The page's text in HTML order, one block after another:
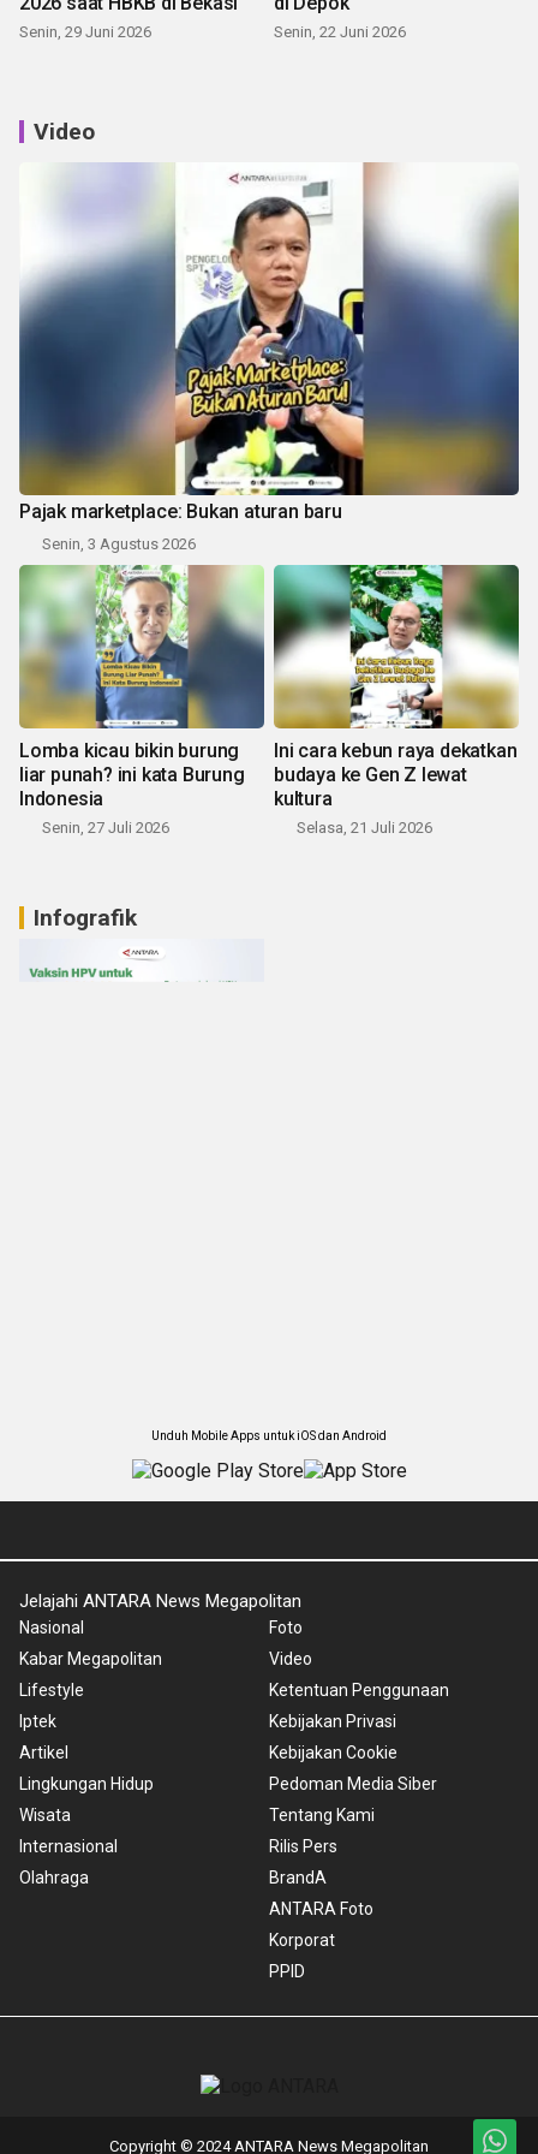
Senin, 29 Juni 2026 Senin, 22 Juni 2026
Video
Pajak marketplace: Bukan aturan baru
Senin, 3 Agustus 2026
Lomba kicau bikin burung
liar punah? ini kata Burung
Indonesia
Senin, 27 Juli 2026
Ini cara kebun raya dekatkan
budaya ke Gen Z lewat
kultura
Selasa, 21 Juli 2026
Infografik
Unduh Mobile Apps untuk iOS dan Android
Jelajahi ANTARA News Megapolitan
Nasional
Kabar Megapolitan
Lifestyle
Iptek
Artikel
Lingkungan Hidup
Wisata
Internasional
Olahraga
Foto
Video
Ketentuan Penggunaan
Kebijakan Privasi
Kebijakan Cookie
Pedoman Media Siber
Tentang Kami
Rilis Pers
BrandA
ANTARA Foto
Korporat
PPID
Copyright © 2024 ANTARA News Megapolitan